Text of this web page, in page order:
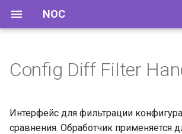
NOC
и
Примеры
Скрыть сохранённое
время
Config Diff Filter
Интерфейс для фильтрации
сравнения. Обработчик применяется